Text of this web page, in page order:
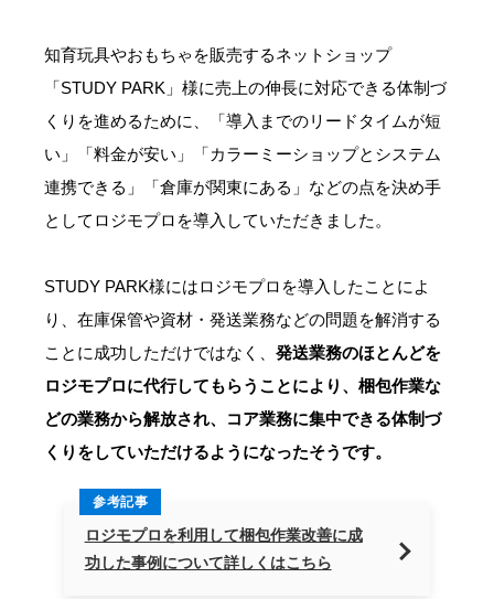
知育玩具やおもちゃを販売するネットショップ
「STUDY PARK」様に売上の伸長に対応できる体制づ
くりを進めるために、「導入までのリードタイムが短
い」「料金が安い」「カラーミーショップとシステム
連携できる」「倉庫が関東にある」などの点を決め手
としてロジモプロを導入していただきました。
STUDY PARK様にはロジモプロを導入したことによ
り、在庫保管や資材・発送業務などの問題を解消する
ことに成功しただけではなく、 発送業務のほとんどを
ロジモプロに代行してもらうことにより、梱包作業な
どの業務から解放され、コア業務に集中できる体制づ
くりをしていただけるようになったそうです。
参考記事
ロジモプロを利用して梱包作業改善に成
功した事例について詳しくはこちら